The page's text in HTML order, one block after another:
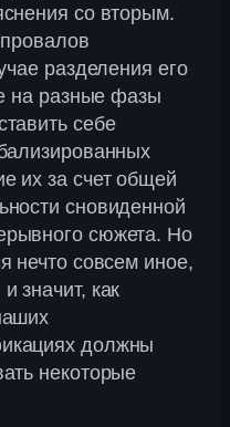
со вторым.
разделения его
на разные фазы
себе
их за счет общей
сновиденной
сюжета. Но
нечто совсем иное,
значит, как
должны
некоторые